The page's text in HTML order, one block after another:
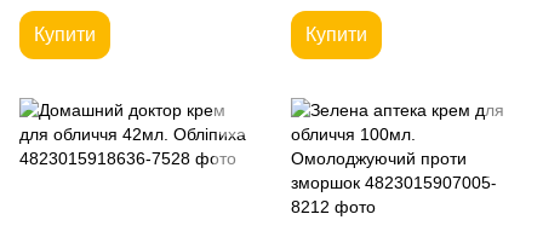
Купити Купити